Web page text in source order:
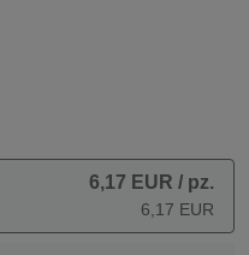
6,17 EUR / pz.
6,17 EUR